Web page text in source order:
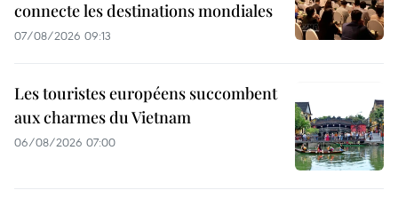
connecte les destinations mondiales
07/08/2026 09:13
Les touristes européens succombent
aux charmes du Vietnam
06/08/2026 07:00